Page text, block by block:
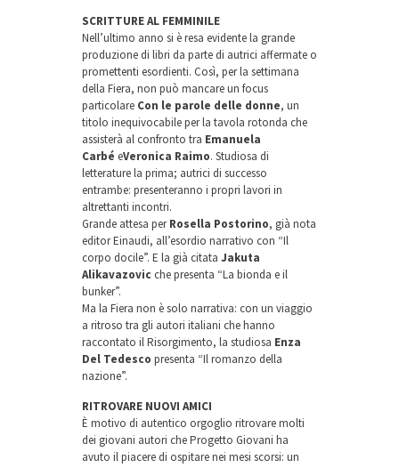
SCRITTURE AL FEMMINILE
Nell’ultimo anno si è resa evidente la grande
produzione di libri da parte di autrici affermate o
promettenti esordienti. Così, per la settimana
della Fiera, non può mancare un focus
particolare Con le parole delle donne, un
titolo inequivocabile per la tavola rotonda che
assisterà al confronto tra Emanuela
Carbé eVeronica Raimo. Studiosa di
letterature la prima; autrici di successo
entrambe: presenteranno i propri lavori in
altrettanti incontri.
Grande attesa perRosella Postorino, già nota
editor Einaudi, all’esordio narrativo con “Il
corpo docile”. E la già citata Jakuta
Alikavazovic che presenta “La bionda e il
bunker”.
Ma la Fiera non è solo narrativa: con un viaggio
a ritroso tra gli autori italiani che hanno
raccontato il Risorgimento, la studiosa Enza
Del Tedesco presenta “Il romanzo della
nazione”.
RITROVARE NUOVI AMICI
È motivo di autentico orgoglio ritrovare molti
dei giovani autori che Progetto Giovani ha
avuto il piacere di ospitare nei mesi scorsi: un